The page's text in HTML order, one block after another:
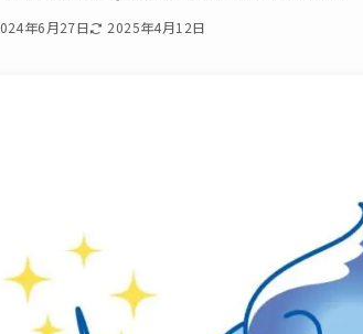
年6月27日 2025年4月12日